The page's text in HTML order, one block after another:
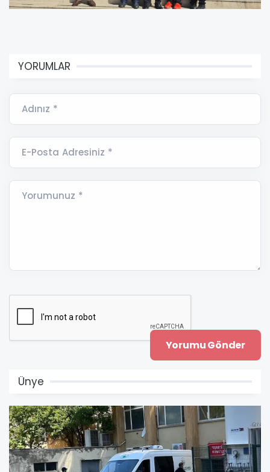
YORUMLAR
Adınız *
E-Posta Adresiniz *
Yorumunuz *
Ünye